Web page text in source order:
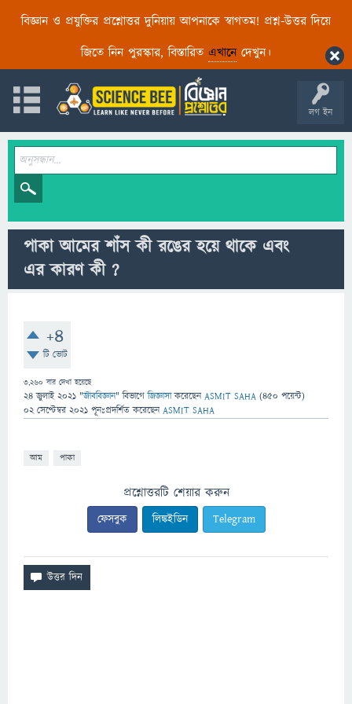
বিজ্ঞান ও প্রযুক্তির প্রশ্নোত্তর দুনিয়ায় আপনাকে স্বাগতম! প্রশ্ন-উত্তর দিয়ে
জিতে নিন পুরস্কার, বিস্তারিত এখানেদেখুন।
লগ ইন
পাকা আমের শাঁস কী রঙের হয়ে থাকে এবং
এর কারণ কী ?
+4
টি ভোট
3,260 বার দেখা হয়েছে
24 জুলাই 2021 "জীববিজ্ঞান" বিভাগে জিজ্ঞাসাকরেছেনASMIT SAHA (450 পয়েন্ট)
02 সেপ্টেম্বর 2021 পূনঃপ্রদর্শিত করেছেনASMIT SAHA
আম পাকা
প্রশ্নোত্তরটি শেয়ার করুন
ফেসবুক লিঙ্কইডিন Telegram